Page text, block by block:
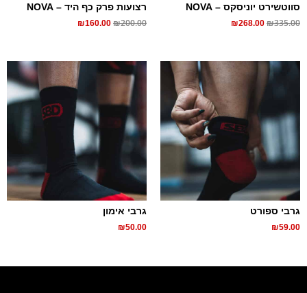
סווטשירט יוניסקס – NOVA
₪335.00
₪268.00
רצועות פרק כף היד – NOVA
₪200.00
₪160.00
גרבי ספורט
₪59.00
גרבי אימון
₪50.00